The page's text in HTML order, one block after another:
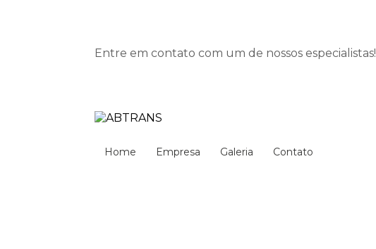
Entre em contato com um de nossos especialistas!
Home Empresa Galeria Contato